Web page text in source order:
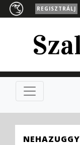
REGISZTRÁLJ
NEHAZUGGY